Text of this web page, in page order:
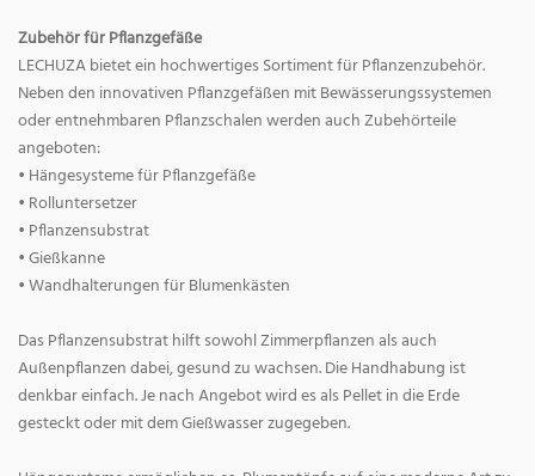
Zubehör für Pflanzgefäße
LECHUZA bietet ein hochwertiges Sortiment für Pflanzenzubehör.
Neben den innovativen Pflanzgefäßen mit Bewässerungssystemen
oder entnehmbaren Pflanzschalen werden auch Zubehörteile
angeboten:
• Hängesysteme für Pflanzgefäße
• Rolluntersetzer
• Pflanzensubstrat
• Gießkanne
• Wandhalterungen für Blumenkästen
Das Pflanzensubstrat hilft sowohl Zimmerpflanzen als auch
Außenpflanzen dabei, gesund zu wachsen. Die Handhabung ist
denkbar einfach. Je nach Angebot wird es als Pellet in die Erde
gesteckt oder mit dem Gießwasser zugegeben.